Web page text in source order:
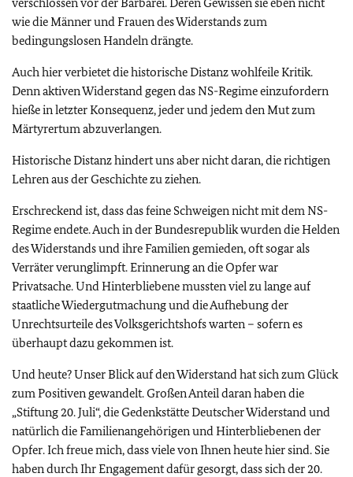
wie die Männer und Frauen des Widerstands zum
bedingungslosen Handeln drängte.
Auch hier verbietet die historische Distanz wohlfeile Kritik.
Denn aktiven Widerstand gegen das NS-Regime einzufordern
hieße in letzter Konsequenz, jeder und jedem den Mut zum
Märtyrertum abzuverlangen.
Historische Distanz hindert uns aber nicht daran, die richtigen
Lehren aus der Geschichte zu ziehen.
Erschreckend ist, dass das feine Schweigen nicht mit dem NS-
Regime endete. Auch in der Bundesrepublik wurden die Helden
des Widerstands und ihre Familien gemieden, oft sogar als
Verräter verunglimpft. Erinnerung an die Opfer war
Privatsache. Und Hinterbliebene mussten viel zu lange auf
staatliche Wiedergutmachung und die Aufhebung der
Unrechtsurteile des Volksgerichtshofs warten – sofern es
überhaupt dazu gekommen ist.
Und heute? Unser Blick auf den Widerstand hat sich zum Glück
zum Positiven gewandelt. Großen Anteil daran haben die
„Stiftung 20. Juli“, die Gedenkstätte Deutscher Widerstand und
natürlich die Familienangehörigen und Hinterbliebenen der
Opfer. Ich freue mich, dass viele von Ihnen heute hier sind. Sie
haben durch Ihr Engagement dafür gesorgt, dass sich der 20.